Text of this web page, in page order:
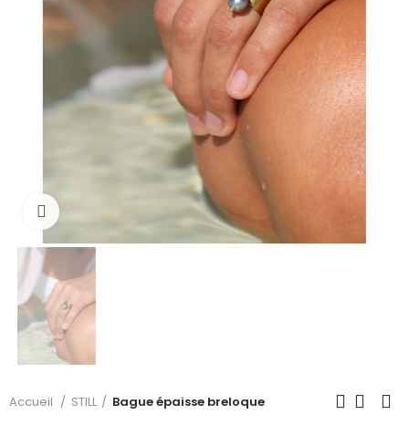
Cliquer pour voir plus
Accueil STILL Bague épaisse breloque